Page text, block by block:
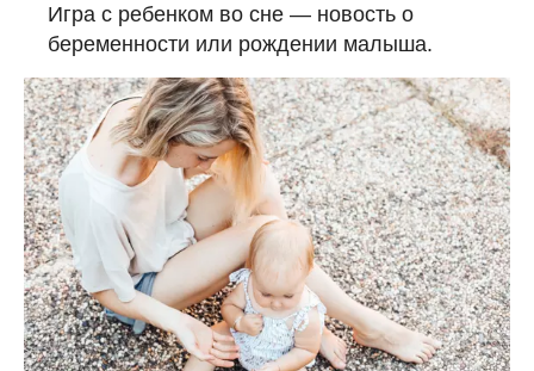
Игра с ребенком во сне — новость о
беременности или рождении малыша.